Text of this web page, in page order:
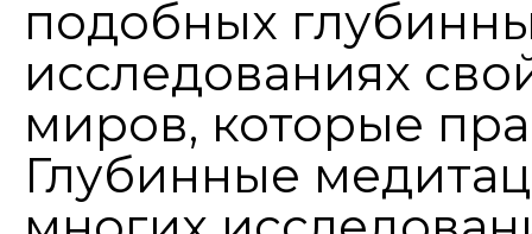
подобных
исследованиях
миров, которые
Глубинные